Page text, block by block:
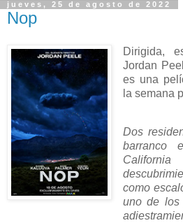
jueves, 25 de agosto de 2022
Nop
Dirigida,
Jordan
es una
la semana
Dos
barranco
como
uno de los